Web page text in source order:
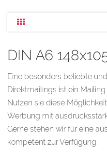
DIN A6
Eine besonders beliebte
Direktmailings ist ein
Nutzen sie diese
Werbung mit
Gerne stehen wir für eine
kompetent zur Verfügung.